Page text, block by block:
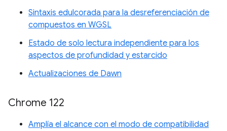
Sintaxis edulcorada para la desreferenciación de
compuestos en WGSL
Estado de solo lectura independiente para los
aspectos de profundidad y estarcido
Actualizaciones de Dawn
Chrome 122
Amplía el alcance con el modo de compatibilidad